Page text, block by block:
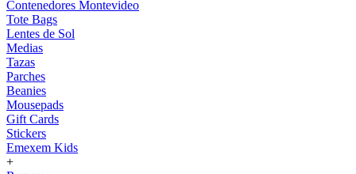
Contenedores Montevideo
Tote Bags
Lentes de Sol
Medias
Tazas
Parches
Beanies
Mousepads
Gift Cards
Stickers
Emexem Kids
+